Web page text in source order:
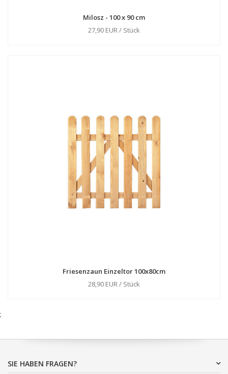
Milosz - 100 x 90 cm
27,90 EUR / Stück
Friesenzaun Einzeltor 100x80cm
28,90 EUR / Stück
;
SIE HABEN FRAGEN?